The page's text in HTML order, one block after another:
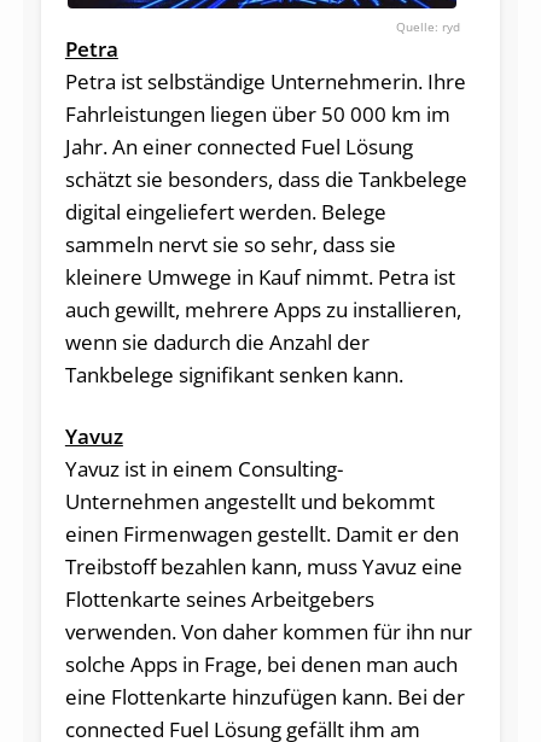
ryd
Petra
Petra ist selbständige Unternehmerin. Ihre
Fahrleistungen liegen über 50 000 km im
Jahr. An einer connected Fuel Lösung
schätzt sie besonders, dass die Tankbelege
digital eingeliefert werden. Belege
sammeln nervt sie so sehr, dass sie
kleinere Umwege in Kauf nimmt. Petra ist
auch gewillt, mehrere Apps zu installieren,
wenn sie dadurch die Anzahl der
Tankbelege signifikant senken kann.
Yavuz
Yavuz ist in einem Consulting-
Unternehmen angestellt und bekommt
einen Firmenwagen gestellt. Damit er den
Treibstoff bezahlen kann, muss Yavuz eine
Flottenkarte seines Arbeitgebers
verwenden. Von daher kommen für ihn nur
solche Apps in Frage, bei denen man auch
eine Flottenkarte hinzufügen kann. Bei der
connected Fuel Lösung gefällt ihm am